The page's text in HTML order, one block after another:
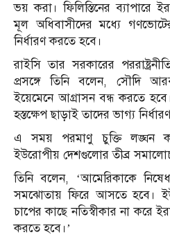
ভয় করা। ফিলিস্তিনের ব্যাপারে
মূল অধিবাসীদের মধ্যে
নির্ধারণ করতে হবে।
রাইসি তার সরকারের
প্রসঙ্গে তিনি বলেন, সৌদি
ইয়েমেনে আগ্রাসন বন্ধ করতে
হস্তক্ষেপ ছাড়াই তাদের ভাগ্য
এ সময় পরমাণু চুক্তি লঙ্ঘন
ইউরোপীয় দেশগুলোর তীব্র
তিনি বলেন, ‘আমেরিকাকে
সমঝোতায় ফিরে আসতে হবে।
চাপের কাছে নতিস্বীকার না করে
করতে হবে।’